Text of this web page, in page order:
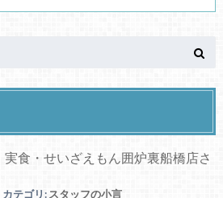
実食・せいざえもん囲炉裏船橋店さ
カテゴリ:スタッフの小言